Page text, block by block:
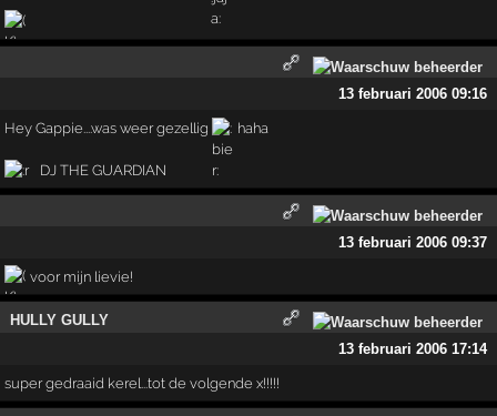
13 februari 2006 09:16
Hey Gappie....was weer gezellig haha
DJ THE GUARDIAN
13 februari 2006 09:37
voor mijn lievie!
HULLY GULLY
13 februari 2006 17:14
super gedraaid kerel...tot de volgende x!!!!!